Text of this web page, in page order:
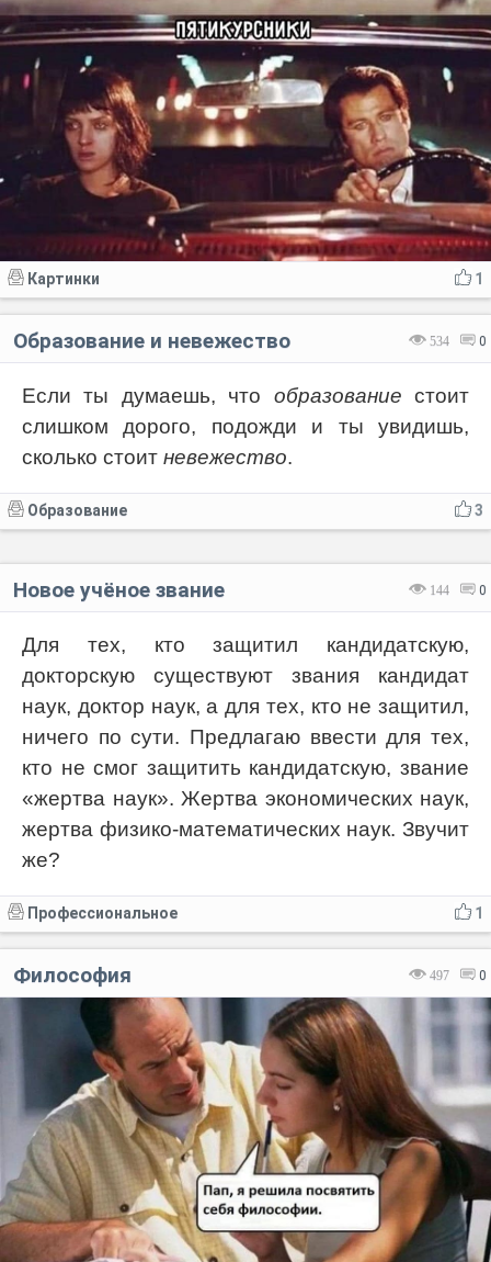
1
Картинки
534 0
Образование и невежество
Если ты думаешь, что образование стоит
слишком дорого, подожди и ты увидишь,
сколько стоит невежество.
3
Образование
144 0
Новое учёное звание
Для тех, кто защитил кандидатскую,
докторскую существуют звания кандидат
наук, доктор наук, а для тех, кто не защитил,
ничего по сути. Предлагаю ввести для тех,
кто не смог защитить кандидатскую, звание
«жертва наук». Жертва экономических наук,
жертва физико-математических наук. Звучит
же?
1
Профессиональное
497 0
Философия